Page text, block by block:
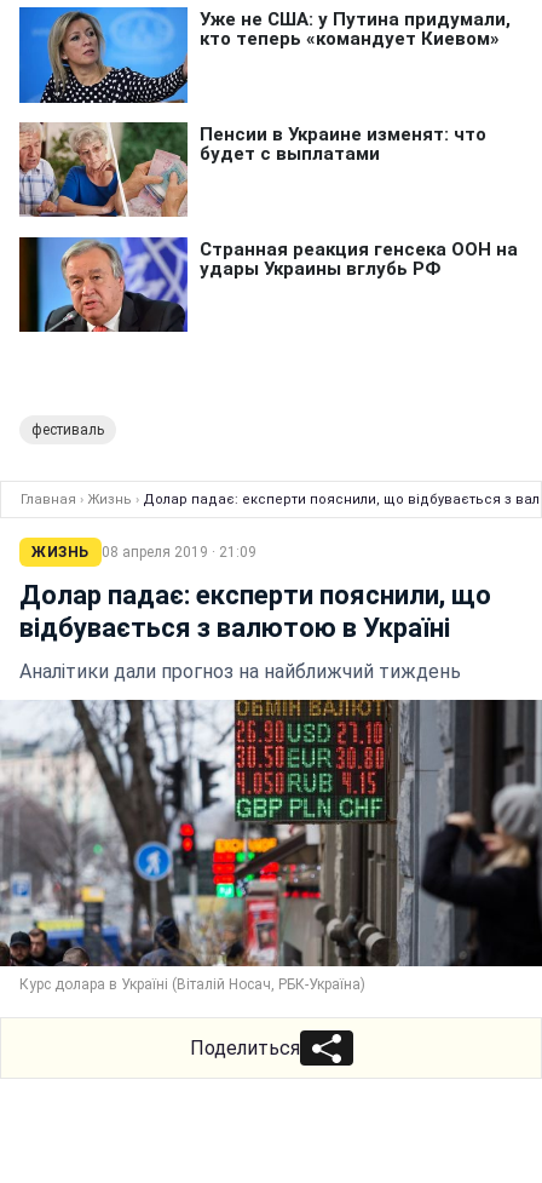
фестиваль
Главная › Жизнь › Долар падає: експерти пояснили, що відбувається з
ЖИЗНЬ 08 апреля 2019 · 21:09
Долар падає: експерти пояснили, що
відбувається з валютою в Україні
Аналітики дали прогноз на найближчий тиждень
Курс долара в Україні (Віталій Носач, РБК-Україна)
Поделиться